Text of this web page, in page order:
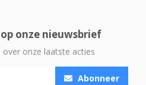
onze nieuwsbrief
onze laatste acties
Abonneer